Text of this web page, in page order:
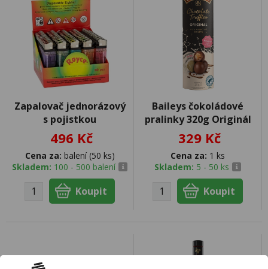
Zapalovač jednorázový
s pojistkou
496 Kč
Cena za: balení (50 ks)
Skladem: 100 - 500 balení
Baileys čokoládové
pralinky 320g Originál
329 Kč
Cena za: 1 ks
Skladem: 5 - 50 ks